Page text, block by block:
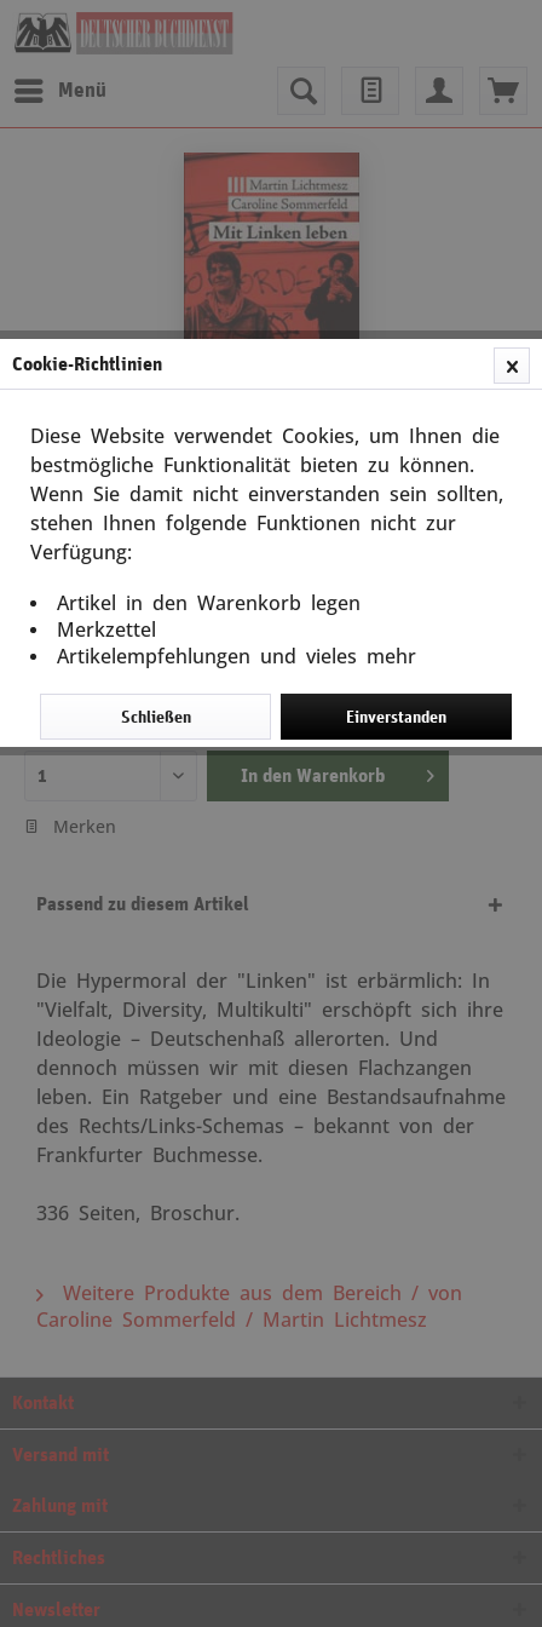
Menü
Caroline Sommerfeld / Martin Lichtmesz
Mit Linken leben
Artikel-Nr.: 11913
20,00 €
inkl. MwSt.zzgl. Versandkosten
Lieferzeit ca. 5 Tage
In den Warenkorb
Merken
Passend zu diesem Artikel
Die Hypermoral der "Linken" ist erbärmlich: In
"Vielfalt, Diversity, Multikulti" erschöpft sich ihre
Ideologie – Deutschenhaß allerorten. Und
dennoch müssen wir mit diesen Flachzangen
leben. Ein Ratgeber und eine Bestandsaufnahme
des Rechts/Links-Schemas – bekannt von der
Frankfurter Buchmesse.
336 Seiten, Broschur.
Weitere Produkte aus dem Bereich / von
Caroline Sommerfeld / Martin Lichtmesz
Kontakt
Versand mit
Zahlung mit
Rechtliches
Newsletter
Cookie-Richtlinien
Diese Website verwendet Cookies, um Ihnen die
bestmögliche Funktionalität bieten zu können.
Wenn Sie damit nicht einverstanden sein sollten,
stehen Ihnen folgende Funktionen nicht zur
Verfügung:
Artikel in den Warenkorb legen
Merkzettel
Artikelempfehlungen und vieles mehr
Einverstanden
Schließen